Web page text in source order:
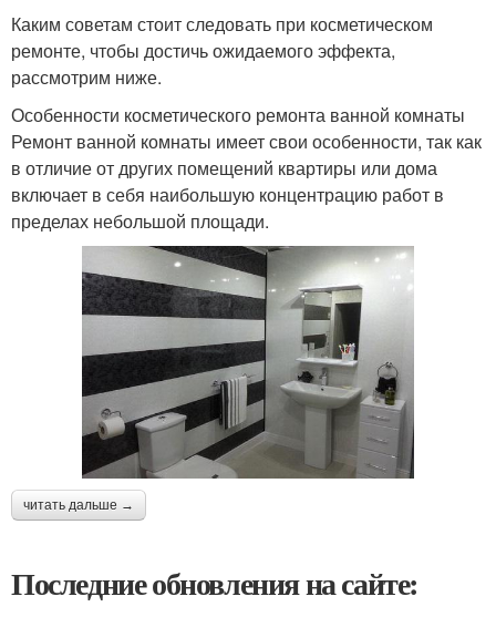
Каким советам стоит следовать при косметическом
ремонте, чтобы достичь ожидаемого эффекта,
рассмотрим ниже.
Особенности косметического ремонта ванной комнаты
Ремонт ванной комнаты имеет свои особенности, так как
в отличие от других помещений квартиры или дома
включает в себя наибольшую концентрацию работ в
пределах небольшой площади.
читать дальше →
Последние обновления на сайте: